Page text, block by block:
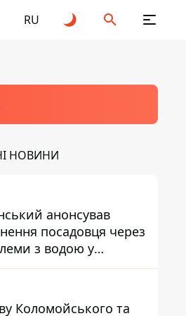
RU
НОВИНИ
анонсував
посадовця через
з водою у
Коломойського та